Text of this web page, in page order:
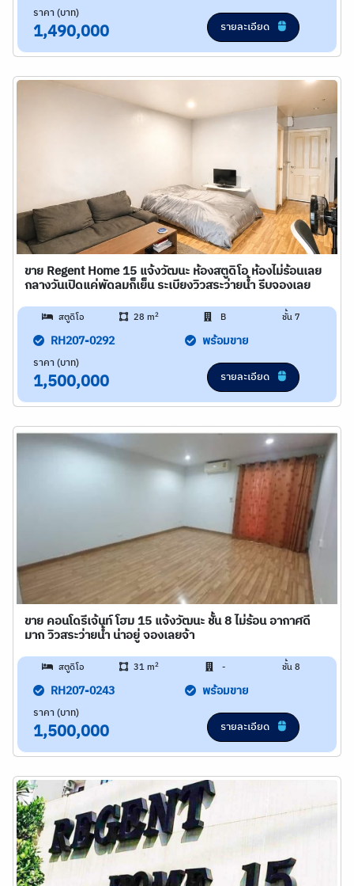
ราคา (บาท)
1,490,000 รายละเอียด
ขาย Regent Home 15 แจ้งวัฒนะ ห้องสตูดิโอ ห้องไม่ร้อนเลย
กลางวันเปิดแค่พัดลมก็เย็น ระเบียงวิวสระว่ายน้ำ รีบจองเลย
สตูดิโอ 28 m2 B ชั้น 7
RH207-0292 พร้อมขาย
ราคา (บาท)
1,500,000 รายละเอียด
ขาย คอนโดรีเจ้นท์ โฮม 15 แจ้งวัฒนะ ชั้น 8 ไม่ร้อน อากาศดี
มาก วิวสระว่ายน้ำ น่าอยู่ จองเลยจ้า
สตูดิโอ 31 m2 - ชั้น 8
RH207-0243 พร้อมขาย
ราคา (บาท)
1,500,000 รายละเอียด